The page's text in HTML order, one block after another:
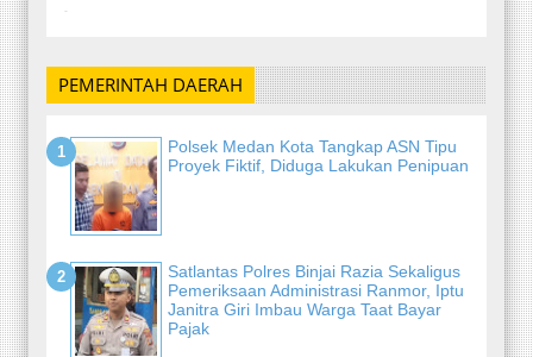
-
PEMERINTAH DAERAH
Polsek Medan Kota Tangkap ASN Tipu
Proyek Fiktif, Diduga Lakukan Penipuan
Satlantas Polres Binjai Razia Sekaligus
Pemeriksaan Administrasi Ranmor, Iptu
Janitra Giri Imbau Warga Taat Bayar
Pajak